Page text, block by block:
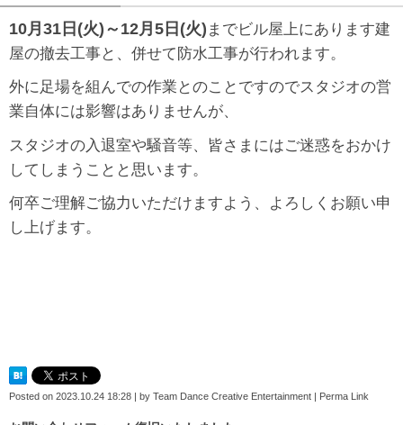
10月31日(火)～12月5日(火) までビル屋上にあります建
屋の撤去工事と、併せて防水工事が行われます。
外に足場を組んでの作業とのことですのでスタジオの営
業自体には影響はありませんが、
スタジオの入退室や騒音等、皆さまにはご迷惑をおかけ
してしまうことと思います。
何卒ご理解ご協力いただけますよう、よろしくお願い申
し上げます。
Posted on 2023.10.24 18:28 by Team Dance Creative Entertainment Perma Link